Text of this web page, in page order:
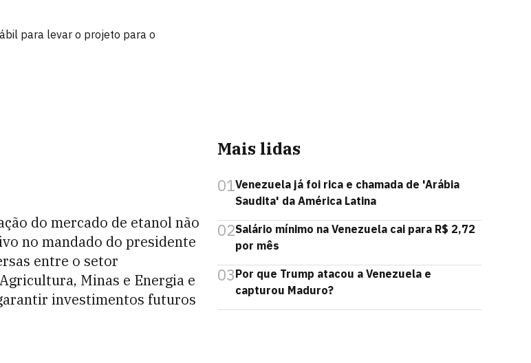
para levar o projeto para o
do mercado de etanol não
no mandado do presidente
entre o setor
Minas e Energia e
investimentos futuros
Mais lidas
01Venezuela já foi rica e chamada de 'Arábia
Saudita' da América Latina
02Salário mínimo na Venezuela cai para R$ 2,72
por mês
03Por que Trump atacou a Venezuela e
capturou Maduro?